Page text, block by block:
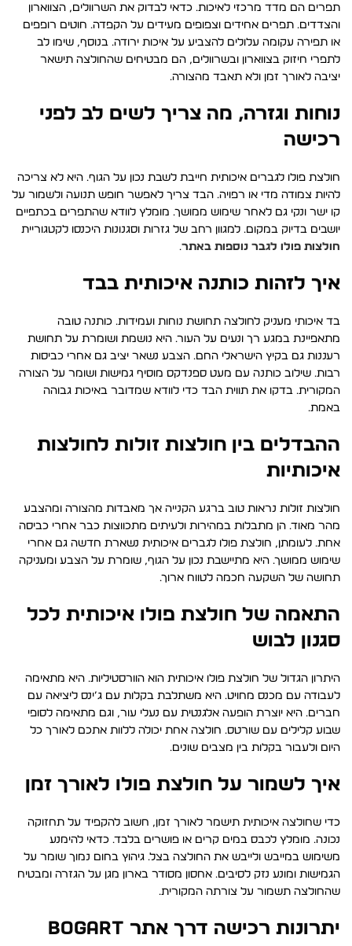
תפרים הם מדד מרכזי לאיכות. כדאי לבדוק את השרוולים, הצווארון
והצדדים. תפרים אחידים וצפופים מעידים על הקפדה. חוטים רופפים
או תפירה עקומה עלולים להצביע על איכות ירודה. בנוסף, שימו לב
לתפרי חיזוק בצווארון ובשרוולים, הם מבטיחים שהחולצה תישאר
יציבה לאורך זמן ולא תאבד מהצורה.
נוחות וגזרה, מה צריך לשים לב לפני
רכישה
חולצת פולו לגברים איכותית חייבת לשבת נכון על הגוף. היא לא צריכה
להיות צמודה מדי או רפויה. הבד צריך לאפשר חופש תנועה ולשמור על
קו ישר ונקי גם לאחר שימוש ממושך. מומלץ לוודא שהתפרים בכתפיים
יושבים בדיוק במקום. למגוון רחב של גזרות וסגנונות היכנסו לקטגוריית
חולצות פולו לגבר נוספות באתר.
איך לזהות כותנה איכותית בבד
בד איכותי מעניק לחולצה תחושת נוחות ועמידות. כותנה טובה
מתאפיינת במגע רך ונעים על העור. היא נושמת ושומרת על תחושת
רעננות גם בקיץ הישראלי החם. הצבע נשאר יציב גם אחרי כביסות
רבות. שילוב כותנה עם מעט ספנדקס מוסיף גמישות ושומר על הצורה
המקורית. בדקו את תווית הבד כדי לוודא שמדובר באיכות גבוהה
באמת.
ההבדלים בין חולצות זולות לחולצות
איכותיות
חולצות זולות נראות טוב ברגע הקנייה אך מאבדות מהצורה ומהצבע
מהר מאוד. הן מתבלות במהירות ולעיתים מתכווצות כבר אחרי כביסה
אחת. לעומתן, חולצת פולו לגברים איכותית נשארת חדשה גם אחרי
שימוש ממושך. היא מתיישבת נכון על הגוף, שומרת על הצבע ומעניקה
תחושה של השקעה חכמה לטווח ארוך.
התאמה של חולצת פולו איכותית לכל
סגנון לבוש
היתרון הגדול של חולצת פולו איכותית הוא הוורסטיליות. היא מתאימה
לעבודה עם מכנס מחויט. היא משתלבת בקלות עם ג’ינס ליציאה עם
חברים. היא יוצרת הופעה אלגנטית עם נעלי עור, וגם מתאימה לסופי
שבוע קלילים עם שורטס. חולצה אחת יכולה ללוות אתכם לאורך כל
היום ולעבור בקלות בין מצבים שונים.
איך לשמור על חולצת פולו לאורך זמן
כדי שחולצה איכותית תישמר לאורך זמן, חשוב להקפיד על תחזוקה
נכונה. מומלץ לכבס במים קרים או פושרים בלבד. כדאי להימנע
משימוש במייבש ולייבש את החולצה בצל. גיהוץ בחום נמוך שומר על
הגמישות ומונע נזק לסיבים. אחסון מסודר בארון מגן על הגזרה ומבטיח
שהחולצה תשמור על צורתה המקורית.
יתרונות רכישה דרך אתר BOGART